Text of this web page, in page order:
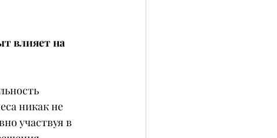
влияет на
никак не
участвуя в